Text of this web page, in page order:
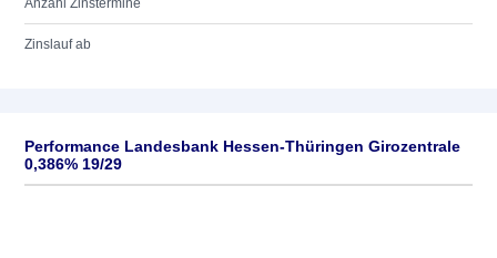
Anzahl Zinstermine
Zinslauf ab
Performance Landesbank Hessen-Thüringen Girozentrale
0,386% 19/29